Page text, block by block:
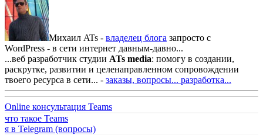
Михаил ATs - владелец блога запросто с
WordPress - в сети интернет давным-давно...
...веб разработчик студии ATs media: помогу в создании,
раскрутке, развитии и целенаправленном сопровождении
твоего ресурса в сети... - заказы, вопросы... разработка...
Online консультация Teams
что такое Teams
я в Telegram (вопросы)